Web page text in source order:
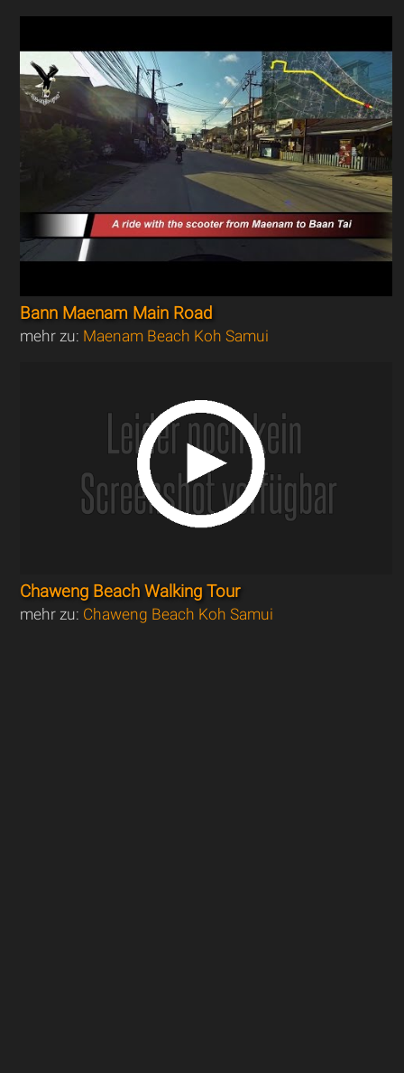
Bann Maenam Main Road
mehr zu: Maenam Beach Koh Samui
Chaweng Beach Walking Tour
mehr zu: Chaweng Beach Koh Samui